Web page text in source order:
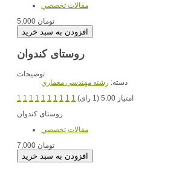
مقالات تخصصي
5,000 تومان
روستای کندوان
توضیحات
دسته: رشته مهندسي معماري
1 1 1 1 1 1 1 1 1 1
امتیاز 5.00 (1 رای)
مقالات تخصصي
7,000 تومان